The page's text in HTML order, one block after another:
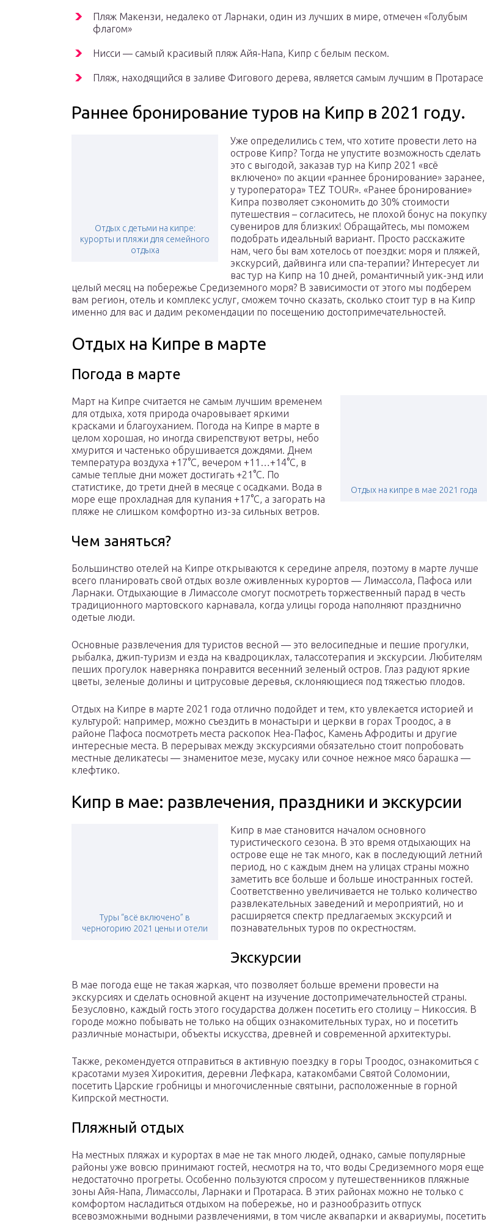
Пляж Макензи, недалеко от Ларнаки, один из лучших в мире, отмечен «Голубым
флагом»
Нисси — самый красивый пляж Айя-Напа, Кипр с белым песком.
Пляж, находящийся в заливе Фигового дерева, является самым лучшим в Протарасе
Раннее бронирование туров на Кипр в 2021 году.
Отдых с детьми на кипре:
курорты и пляжи для семейного
отдыха
Уже определились с тем, что хотите провести лето на
острове Кипр? Тогда не упустите возможность сделать
это с выгодой, заказав тур на Кипр 2021 «всё
включено» по акции «раннее бронирование» заранее,
у туроператора» TEZ TOUR». «Ранее бронирование»
Кипра позволяет сэкономить до 30% стоимости
путешествия – согласитесь, не плохой бонус на покупку
сувениров для близких! Обращайтесь, мы поможем
подобрать идеальный вариант. Просто расскажите
нам, чего бы вам хотелось от поездки: моря и пляжей,
экскурсий, дайвинга или спа-терапии? Интересует ли
вас тур на Кипр на 10 дней, романтичный уик-энд или
целый месяц на побережье Средиземного моря? В зависимости от этого мы подберем
вам регион, отель и комплекс услуг, сможем точно сказать, сколько стоит тур в на Кипр
именно для вас и дадим рекомендации по посещению достопримечательностей.
Отдых на Кипре в марте
Погода в марте
Отдых на кипре в мае 2021 года
Март на Кипре считается не самым лучшим временем
для отдыха, хотя природа очаровывает яркими
красками и благоуханием. Погода на Кипре в марте в
целом хорошая, но иногда свирепствуют ветры, небо
хмурится и частенько обрушивается дождями. Днем
температура воздуха +17°С, вечером +11…+14°С, в
самые теплые дни может достигать +21°С. По
статистике, до трети дней в месяце с осадками. Вода в
море еще прохладная для купания +17°С, а загорать на
пляже не слишком комфортно из-за сильных ветров.
Чем заняться?
Большинство отелей на Кипре открываются к середине апреля, поэтому в марте лучше
всего планировать свой отдых возле оживленных курортов — Лимассола, Пафоса или
Ларнаки. Отдыхающие в Лимассоле смогут посмотреть торжественный парад в честь
традиционного мартовского карнавала, когда улицы города наполняют празднично
одетые люди.
Основные развлечения для туристов весной — это велосипедные и пешие прогулки,
рыбалка, джип-туризм и езда на квадроциклах, талассотерапия и экскурсии. Любителям
пеших прогулок наверняка понравится весенний зеленый остров. Глаз радуют яркие
цветы, зеленые долины и цитрусовые деревья, склоняющиеся под тяжестью плодов.
Отдых на Кипре в марте 2021 года отлично подойдет и тем, кто увлекается историей и
культурой: например, можно съездить в монастыри и церкви в горах Троодос, а в
районе Пафоса посмотреть места раскопок Неа-Пафос, Камень Афродиты и другие
интересные места. В перерывах между экскурсиями обязательно стоит попробовать
местные деликатесы — знаменитое мезе, мусаку или сочное нежное мясо барашка —
клефтико.
Кипр в мае: развлечения, праздники и экскурсии
Туры “всё включено” в
черногорию 2021 цены и отели
Кипр в мае становится началом основного
туристического сезона. В это время отдыхающих на
острове еще не так много, как в последующий летний
период, но с каждым днем на улицах страны можно
заметить все больше и больше иностранных гостей.
Соответственно увеличивается не только количество
развлекательных заведений и мероприятий, но и
расширяется спектр предлагаемых экскурсий и
познавательных туров по окрестностям.
Экскурсии
В мае погода еще не такая жаркая, что позволяет больше времени провести на
экскурсиях и сделать основной акцент на изучение достопримечательностей страны.
Безусловно, каждый гость этого государства должен посетить его столицу – Никоссия. В
городе можно побывать не только на общих ознакомительных турах, но и посетить
различные монастыри, объекты искусства, древней и современной архитектуры.
Также, рекомендуется отправиться в активную поездку в горы Троодос, ознакомиться с
красотами музея Хирокития, деревни Лефкара, катакомбами Святой Соломонии,
посетить Царские гробницы и многочисленные святыни, расположенные в горной
Кипрской местности.
Пляжный отдых
На местных пляжах и курортах в мае не так много людей, однако, самые популярные
районы уже вовсю принимают гостей, несмотря на то, что воды Средиземного моря еще
недостаточно прогреты. Особенно пользуются спросом у путешественников пляжные
зоны Айя-Напа, Лимассолы, Ларнаки и Протараса. В этих районах можно не только с
комфортом насладиться отдыхом на побережье, но и разнообразить отпуск
всевозможными водными развлечениями, в том числе аквапарки и аквариумы, посетить